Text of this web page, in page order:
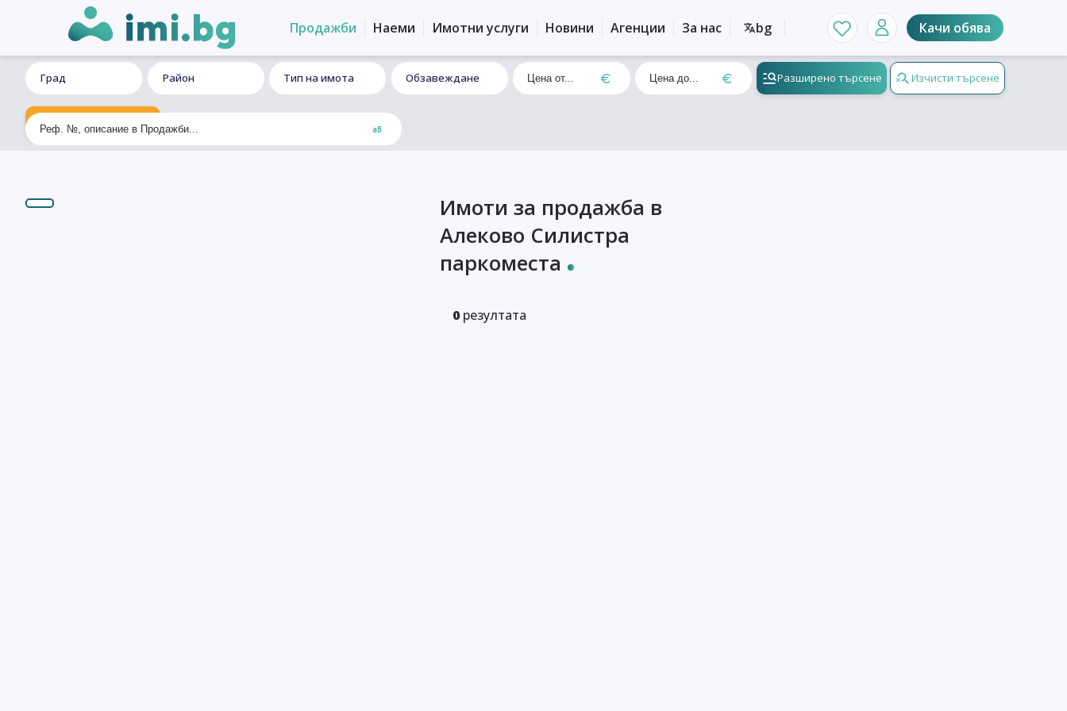
Продажби Наеми Имотни услуги Новини Агенции За нас bg Качи обява
Град Район Тип на имота Обзавеждане Разширено търсене Изчисти търсене
Ексклузивно търсене
Имоти за продажба в
Алеково Силистра
паркоместа
0 резултата